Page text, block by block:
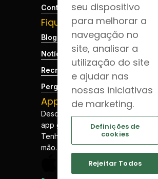
Contactos
Fique por dentro
Blog da Saúde
Notícias
Recrutamento
Perguntas Frequentes
App JCS
Descarregue a nossa
app gratuitamente.
Tenha a sua saúde à
mão.
seu dispositivo
para melhorar a
navegação no
site, analisar a
utilização do site
e ajudar nas
nossas iniciativas
de marketing.
Definições de
cookies
Rejeitar Todos